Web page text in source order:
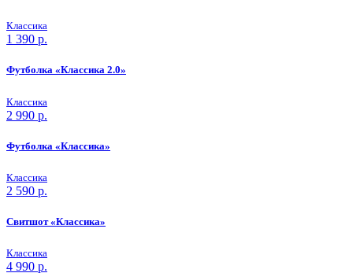
Классика
1 390 р.
Футболка «Классика 2.0»
Классика
2 990 р.
Футболка «Классика»
Классика
2 590 р.
Свитшот «Классика»
Классика
4 990 р.